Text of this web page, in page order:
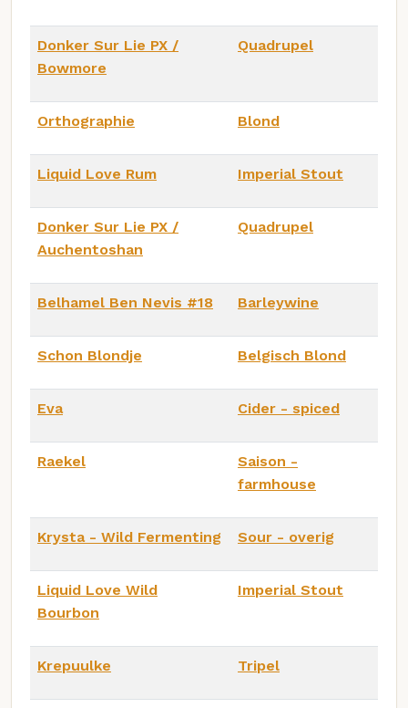
Donker Sur Lie PX /
Bowmore
Quadrupel
Orthographie Blond
Liquid Love Rum Imperial Stout
Donker Sur Lie PX /
Auchentoshan
Quadrupel
Belhamel Ben Nevis #18 Barleywine
Schon Blondje Belgisch Blond
Eva Cider - spiced
Raekel
Saison -
farmhouse
Krysta - Wild Fermenting Sour - overig
Liquid Love Wild
Bourbon
Imperial Stout
Krepuulke Tripel